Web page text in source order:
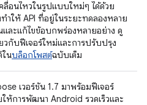
ลื่อนไหวในรูปแบบใหม่ๆ ได้ด้วย
ำให้ API ที่อยู่ในระยะทดลองหลาย
และแก้ไขข้อบกพร่องหลายอย่าง ดู
วกับฟีเจอร์ใหม่และการปรับปรุง
ในบล็อกโพสต์ฉบับเต็ม
เวอร์ชัน 1.7 มาพร้อมฟีเจอร์
ห้การพัฒนา Android รวดเร็วและ